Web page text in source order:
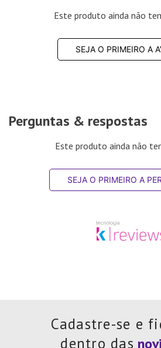
Este produto ainda não
SEJA O PRIMEIRO A
Perguntas & respostas
Este produto ainda não
SEJA O PRIMEIRO A
Cadastre-se e
dentro das